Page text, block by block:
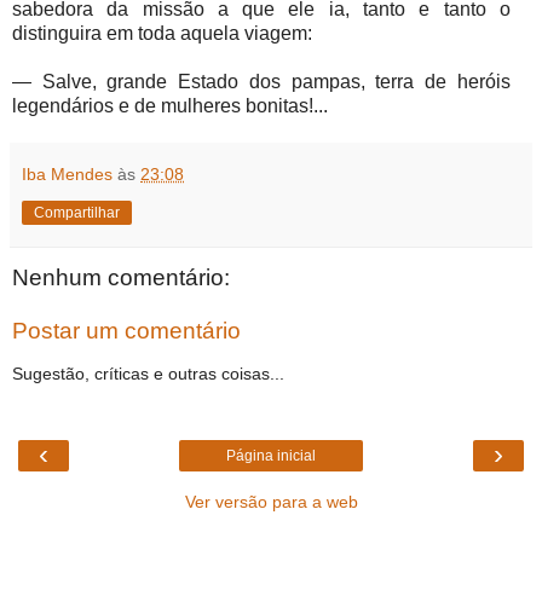
sabedora da missão a que ele ia, tanto e tanto o
distinguira em toda aquela viagem:
— Salve, grande Estado dos pampas, terra de heróis
legendários e de mulheres bonitas!...
Iba Mendes às 23:08
Compartilhar
Nenhum comentário:
Postar um comentário
Sugestão, críticas e outras coisas...
‹ ›
Página inicial
Ver versão para a web